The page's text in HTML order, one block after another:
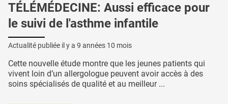
TÉLÉMÉDECINE: Aussi efficace pour
le suivi de l'asthme infantile
Actualité publiée il y a 9 années 10 mois
Cette nouvelle étude montre que les jeunes patients qui
vivent loin d’un allergologue peuvent avoir accès à des
soins spécialisés de qualité et au meilleur ...